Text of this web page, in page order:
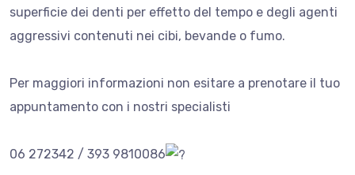
superficie dei denti per effetto del tempo e degli agenti
aggressivi contenuti nei cibi, bevande o fumo.
Per maggiori informazioni non esitare a prenotare il tuo
appuntamento con i nostri specialisti
06 272342 / 393 9810086